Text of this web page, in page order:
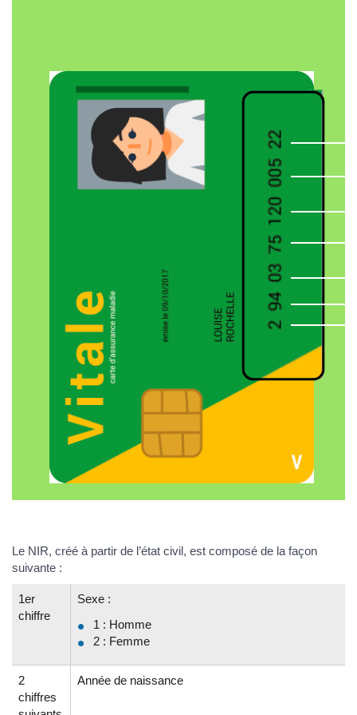
Le NIR, créé à partir de l’état civil, est composé de la façon
suivante :
1er
chiffre
Sexe :
1 : Homme
2 : Femme
2
chiffres
Année de naissance